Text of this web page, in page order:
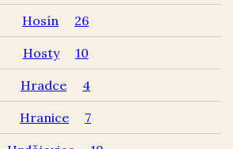
Hosín 26
Hosty 10
Hradce 4
Hranice 7